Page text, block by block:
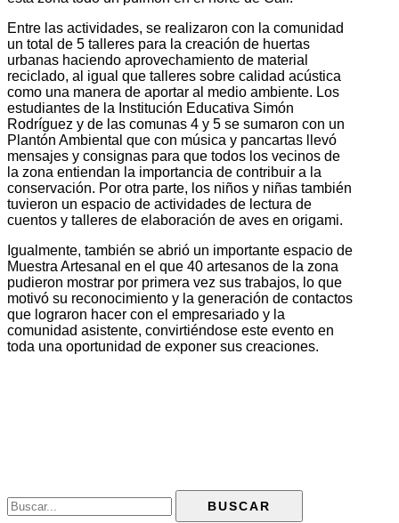
Entre las actividades, se realizaron con la comunidad
un total de 5 talleres para la creación de huertas
urbanas haciendo aprovechamiento de material
reciclado, al igual que talleres sobre calidad acústica
como una manera de aportar al medio ambiente. Los
estudiantes de la Institución Educativa Simón
Rodríguez y de las comunas 4 y 5 se sumaron con un
Plantón Ambiental que con música y pancartas llevó
mensajes y consignas para que todos los vecinos de
la zona entiendan la importancia de contribuir a la
conservación. Por otra parte, los niños y niñas también
tuvieron un espacio de actividades de lectura de
cuentos y talleres de elaboración de aves en origami.
Igualmente, también se abrió un importante espacio de
Muestra Artesanal en el que 40 artesanos de la zona
pudieron mostrar por primera vez sus trabajos, lo que
motivó su reconocimiento y la generación de contactos
que lograron hacer con el empresariado y la
comunidad asistente, convirtiéndose este evento en
toda una oportunidad de exponer sus creaciones.